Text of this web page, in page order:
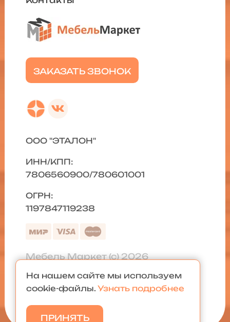
ЗАКАЗАТЬ ЗВОНОК
ООО "ЭТАЛОН"
ИНН/КПП:
7806560900/780601001
ОГРН:
1197847119238
Мебель Маркет (с) 2026
Политика конфиденциальности
Карта сайта
На нашем сайте мы используем
cookie-файлы. Узнать подробнее
ПРИНЯТЬ